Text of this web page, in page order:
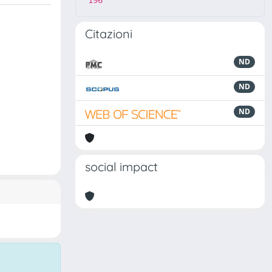
Citazioni
ND
ND
ND
social impact